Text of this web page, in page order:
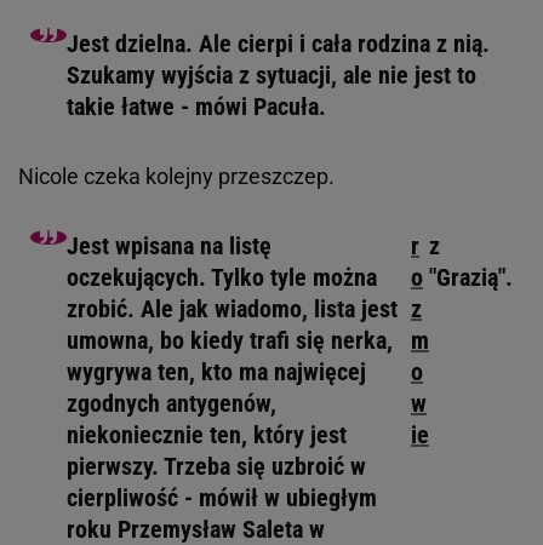
Jest dzielna. Ale cierpi i cała rodzina z nią.
Szukamy wyjścia z sytuacji, ale nie jest to
takie łatwe - mówi Pacuła.
Nicole czeka kolejny przeszczep.
Jest wpisana na listę
oczekujących. Tylko tyle można
zrobić. Ale jak wiadomo, lista jest
umowna, bo kiedy trafi się nerka,
wygrywa ten, kto ma najwięcej
zgodnych antygenów,
niekoniecznie ten, który jest
pierwszy. Trzeba się uzbroić w
cierpliwość - mówił w ubiegłym
roku Przemysław Saleta w
r
o
z
m
o
w
ie
z
"Grazią".